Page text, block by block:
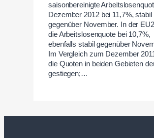
saisonbereinigte
Dezember 2012 bei 11,7%, stabil
gegenüber November. In der
die Arbeitslosenquote bei 10,7%,
ebenfalls stabil gegenüber
Im Vergleich zum Dezember
die Quoten in beiden Gebieten
gestiegen;…